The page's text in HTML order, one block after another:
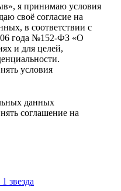
я принимаю условия
своё согласие на
в соответствии с
года №152-ФЗ «О
и для целей,
условия
данных
соглашение на
1 звезда